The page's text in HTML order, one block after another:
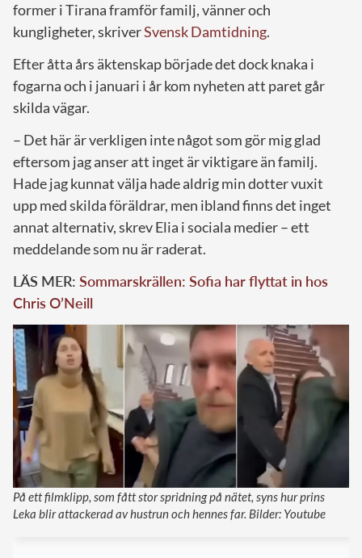
former i Tirana framför familj, vänner och
kungligheter, skriverSvensk Damtidning.
Efter åtta års äktenskap började det dock knaka i
fogarna och i januari i år kom nyheten att paret går
skilda vägar.
– Det här är verkligen inte något som gör mig glad
eftersom jag anser att inget är viktigare än familj.
Hade jag kunnat välja hade aldrig min dotter vuxit
upp med skilda föräldrar, men ibland finns det inget
annat alternativ, skrev Elia i sociala medier – ett
meddelande som nu är raderat.
LÄS MER: Sommarskrällen: Sofia har flyttat in hos
Chris O’Neill
På ett filmklipp, som fått stor spridning på nätet, syns hur prins
Leka blir attackerad av hustrun och hennes far. Bilder: Youtube